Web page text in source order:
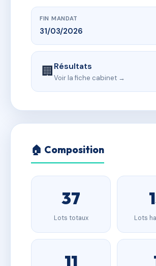
FIN MANDAT
31/03/2026
🏢Résultats
Voir la fiche cabinet →
🏠 Composition
37
Lots totaux Lots
11